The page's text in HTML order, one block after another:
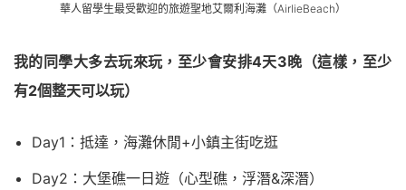
華人留學生最受歡迎的旅遊聖地艾爾利海灘（AirlieBeach）
我的同學大多去玩來玩，至少會安排4天3晚（這樣，至少
有2個整天可以玩）
Day1：抵達，海灘休閒+小鎮主街吃逛
Day2：大堡礁一日遊（心型礁，浮潛&深潛）